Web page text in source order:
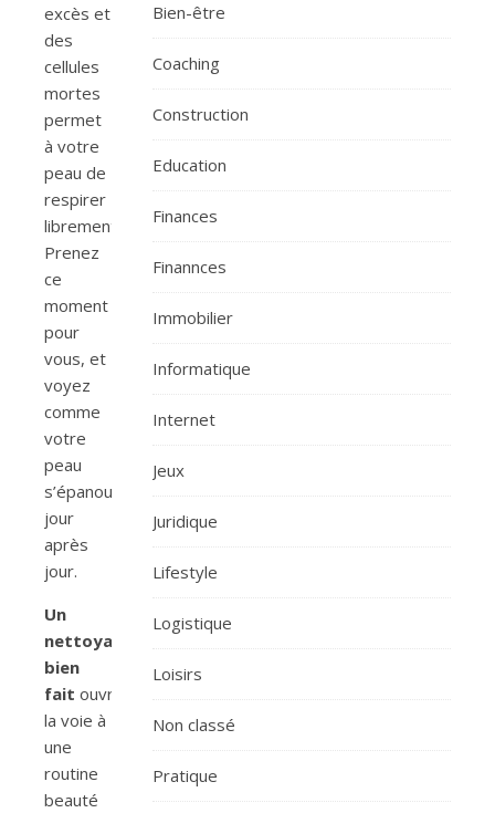
excès et
des
cellules
mortes
permet
à votre
peau de
respirer
librement.
Prenez
ce
moment
pour
vous, et
voyez
comme
votre
peau
s’épanouit
jour
après
jour.
Un
nettoyage
bien
fait ouvre
la voie à
une
routine
beauté
Bien-être
Coaching
Construction
Education
Finances
Finannces
Immobilier
Informatique
Internet
Jeux
Juridique
Lifestyle
Logistique
Loisirs
Non classé
Pratique